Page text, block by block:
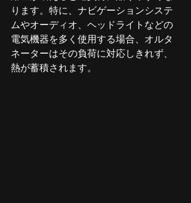
ります。特に、ナビゲーションシステ
ムやオーディオ、ヘッドライトなどの
電気機器を多く使用する場合、オルタ
ネーターはその負荷に対応しきれず、
熱が蓄積されます。